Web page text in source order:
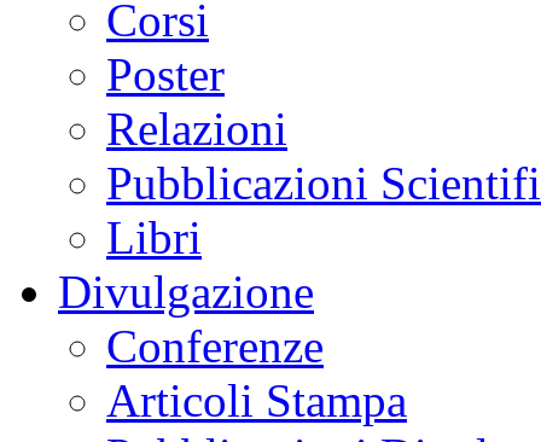
Corsi
Poster
Relazioni
Pubblicazioni
Libri
Divulgazione
Conferenze
Articoli Stampa